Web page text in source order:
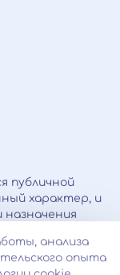
публичной
характер, и
назначения
анализа
опыта